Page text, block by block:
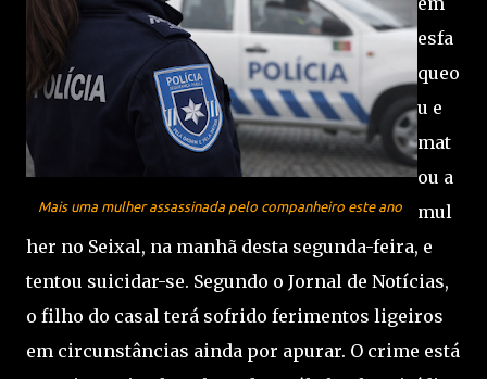
Mais uma mulher assassinada pelo companheiro este ano
esfa
queo
u e
mat
ou a
mul
her no Seixal, na manhã desta segunda-feira, e
tentou suicidar-se. Segundo o Jornal de Notícias,
o filho do casal terá sofrido ferimentos ligeiros
em circunstâncias ainda por apurar. O crime está